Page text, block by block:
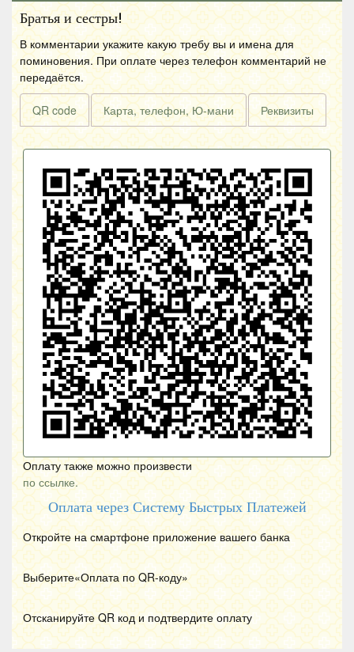
Братья и сестры!
В комментарии укажите какую требу вы и имена для
поминовения. При оплате через телефон комментарий не
передаётся.
QR code Карта, телефон, Ю-мани Реквизиты
Оплату также можно произвести
по ссылке.
Оплата через Систему Быстрых Платежей
Откройте на смартфоне приложение вашего банка
Выберите«Оплата по QR-коду»
Отсканируйте QR код и подтвердите оплату